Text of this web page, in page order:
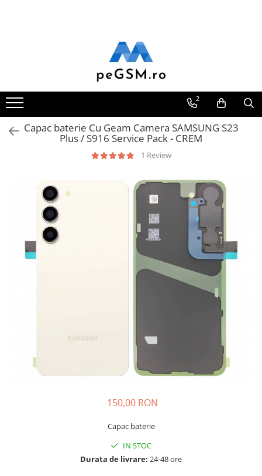
SAMSUNG COMPATIBILE
SAMSUNG SERVICE PACK
Galaxy J
Galaxy J COMPATIBIL
Galaxy J SERVICE PACK
GALAXY M COMPATIBILE
GALAXY M SERVICE PACK
Galaxy N
Galaxy N COMPATIBILE
Galaxy N SERVICE PACK
FOLD SERVICE PACK
GALAXY TAB COMPATIBILE
2
Capac baterie Cu Geam Camera SAMSUNG S23
Plus / S916 Service Pack - CREM
1 Review
150,00 RON
Capac baterie
IN STOC
Durata de livrare: 24-48 ore